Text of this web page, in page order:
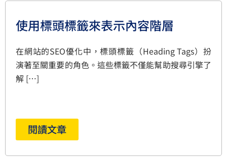
使用標頭標籤來表示內容階層
在網站的SEO優化中，標頭標籤（Heading Tags）扮
演著至關重要的角色。這些標籤不僅能幫助搜尋引擎了
解 […]
閱讀文章